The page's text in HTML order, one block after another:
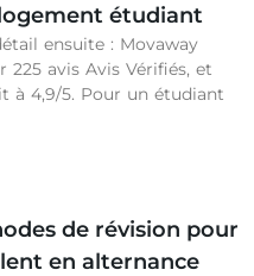
étudiant
ensuite : Movaway
225 avis Avis Vérifiés, et
à 4,9/5. Pour un étudiant
de révision pour
en alternance